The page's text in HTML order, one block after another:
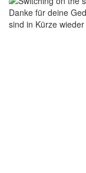
Danke für deine
sind in Kürze